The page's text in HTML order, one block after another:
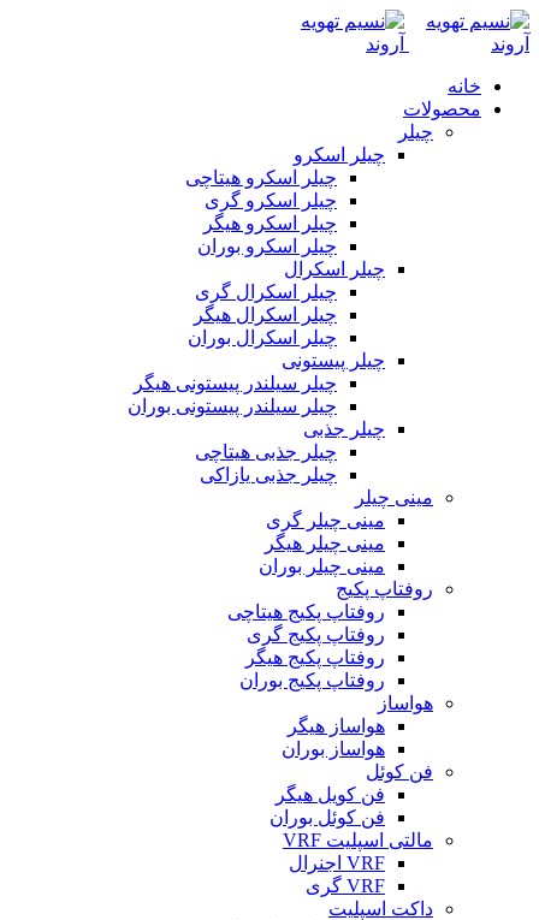
خانه
محصولات
چیلر
چیلر اسکرو
چیلر اسکرو هیتاچی
چیلر اسکرو گری
چیلر اسکرو هیگر
چیلر اسکرو بوران
چیلر اسکرال
چیلر اسکرال گری
چیلر اسکرال هیگر
چیلر اسکرال بوران
چیلر پیستونی
چیلر سیلندر پیستونی هیگر
چیلر سیلندر پیستونی بوران
چیلر جذبی
چیلر جذبی هیتاچی
چیلر جذبی یازاکی
مینی چیلر
مینی چیلر گری
مینی چیلر هیگر
مینی چیلر بوران
روفتاپ پکیج
روفتاپ پکیج هیتاچی
روفتاپ پکیج گری
روفتاپ پکیج هیگر
روفتاپ پکیج بوران
هواساز
هواساز هیگر
هواساز بوران
فن کوئل
فن کویل هیگر
فن کوئل بوران
مالتی اسپلیت VRF
VRF اجنرال
VRF گری
داکت اسپلیت